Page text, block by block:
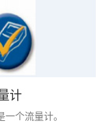
计
个流量计。